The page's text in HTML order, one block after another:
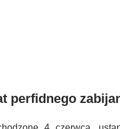
perfidnego